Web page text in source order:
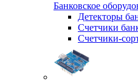
Банковское
Детекторы
Счетчики
Счетчики-